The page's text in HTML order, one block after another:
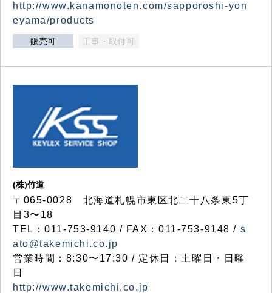
http://www.kanamonoten.com/sapporoshi-yon
eyama/products
販売可 工事・取付可
(株)竹道
〒065-0028 北海道札幌市東区北二十八条東5丁
目3〜18
TEL：011-753-9140 / FAX：011-753-9148 / s
ato@takemichi.co.jp
営業時間：8:30〜17:30 / 定休日：土曜日・日曜
日
http://www.takemichi.co.jp